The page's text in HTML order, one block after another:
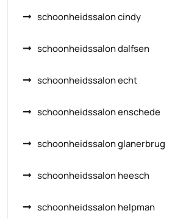
schoonheidssalon cindy
schoonheidssalon dalfsen
schoonheidssalon echt
schoonheidssalon enschede
schoonheidssalon glanerbrug
schoonheidssalon heesch
schoonheidssalon helpman